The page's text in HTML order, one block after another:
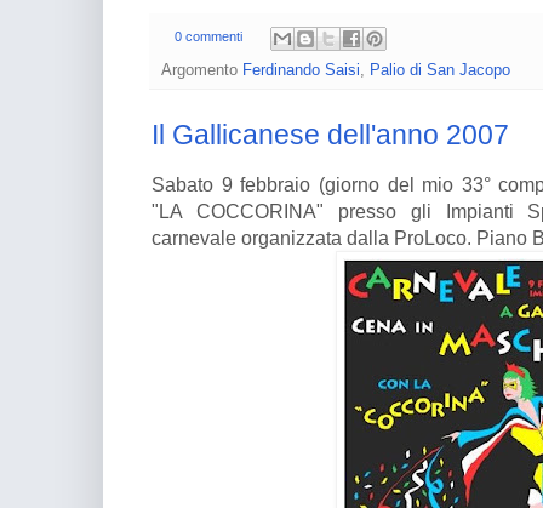
0 commenti
Argomento Ferdinando Saisi Palio di San Jacopo
Il Gallicanese dell'anno 2007
Sabato 9 febbraio (giorno del mio 33°
"LA COCCORINA" presso gli Impianti
carnevale organizzata dalla ProLoco. Piano